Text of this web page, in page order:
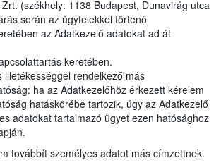
(székhely: 1138 Budapest, Dunavirág utca
során az ügyfelekkel történő
az Adatkezelő adatokat ad át
keretében.
rendelkező más
ha az Adatkezelőhöz érkezett kérelem
hatáskörébe tartozik, úgy az Adatkezelő
adatokat tartalmazó ügyet ezen hatósághoz
továbbít személyes adatot más címzettnek.